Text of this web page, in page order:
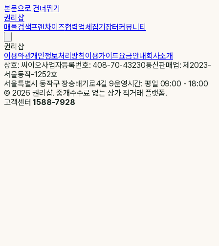
본문으로 건너뛰기
권리샵
매물검색프랜차이즈협력업체집기장터커뮤니티
권리샵
이용약관개인정보처리방침이용가이드요금안내회사소개
상호: 씨이오사업자등록번호: 408-70-43230통신판매업: 제2023-
서울동작-1252호
서울특별시 동작구 장승배기로4길 9운영시간: 평일 09:00 - 18:00
© 2026 권리샵. 중개수수료 없는 상가 직거래 플랫폼.
고객센터1588-7928